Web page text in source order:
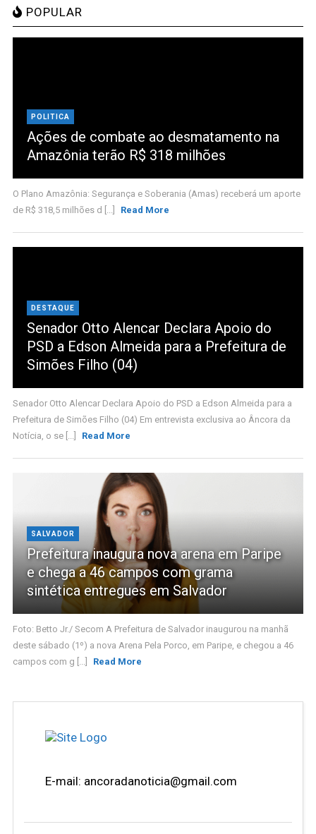
POPULAR
POLITICA
Ações de combate ao desmatamento na
Amazônia terão R$ 318 milhões
O Plano Amazônia: Segurança e Soberania (Amas) receberá um aporte
de R$ 318,5 milhões d [...]
Read More
DESTAQUE
Senador Otto Alencar Declara Apoio do
PSD a Edson Almeida para a Prefeitura de
Simões Filho (04)
Senador Otto Alencar Declara Apoio do PSD a Edson Almeida para a
Prefeitura de Simões Filho (04) Em entrevista exclusiva ao Âncora da
Notícia, o se [...]
Read More
SALVADOR
Prefeitura inaugura nova arena em Paripe
e chega a 46 campos com grama
sintética entregues em Salvador
Foto: Betto Jr./ Secom A Prefeitura de Salvador inaugurou na manhã
deste sábado (1º) a nova Arena Pela Porco, em Paripe, e chegou a 46
campos com g [...]
Read More
E-mail: ancoradanoticia@gmail.com